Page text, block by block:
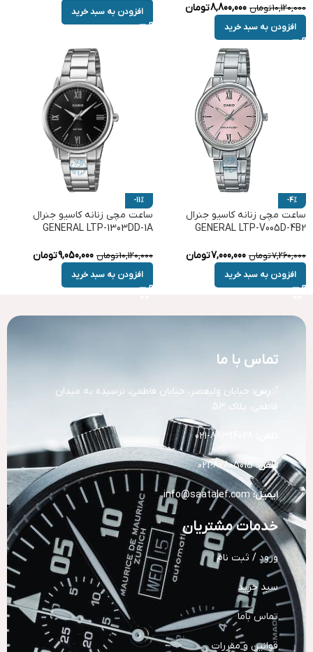
10,120,000تومان 8,800,000تومان
افزودن به سبد خرید
افزودن به سبد خرید
-4%
ساعت مچی زنانه کاسیو جنرال
GENERAL LTP-V005D-4B2
7,260,000تومان 7,000,000تومان
افزودن به سبد خرید
-11%
ساعت مچی زنانه کاسیو جنرال
GENERAL LTP-1303DD-1A
10,120,000تومان 9,050,000تومان
افزودن به سبد خرید
تماس با ما
رس: خیابان ولیعصر، خیابان فاطمی، نرسیده به میدان
فاطمی، پلاک 53
تلفن:82805015-021
ایمیل: info@saatalef.com
خدمات مشتریان
ورود / ثبت نام
سبد خرید
تماس باما
قوانین و مقررات